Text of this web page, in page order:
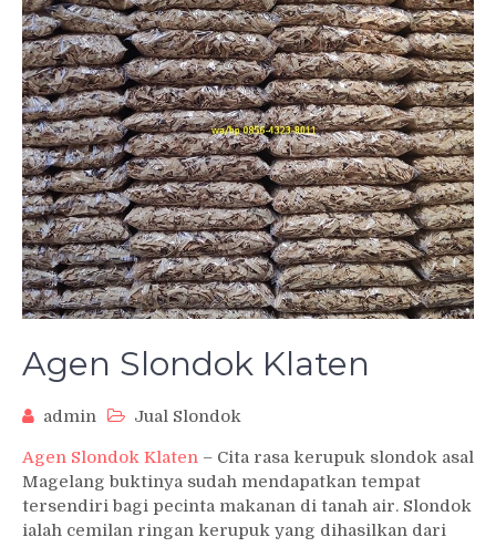
Agen Slondok Klaten
admin Jual Slondok
Agen Slondok Klaten – Cita rasa kerupuk slondok asal
Magelang buktinya sudah mendapatkan tempat
tersendiri bagi pecinta makanan di tanah air. Slondok
ialah cemilan ringan kerupuk yang dihasilkan dari